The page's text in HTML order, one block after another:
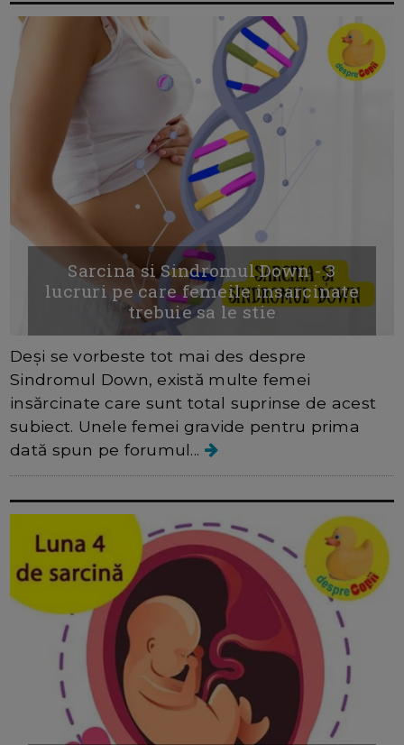
Sarcina si Sindromul Down - 3
lucruri pe care femeile insarcinate
trebuie sa le stie
Deși se vorbeste tot mai des despre
Sindromul Down, există multe femei
insărcinate care sunt total suprinse de acest
subiect. Unele femei gravide pentru prima
dată spun pe forumul...